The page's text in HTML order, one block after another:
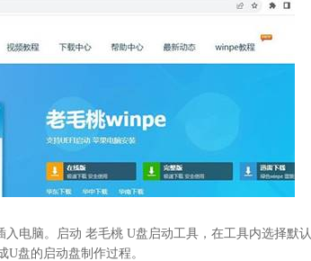
入电脑。启动 老毛桃 U盘启动工具，在工具内选择默认
U盘的启动盘制作过程。